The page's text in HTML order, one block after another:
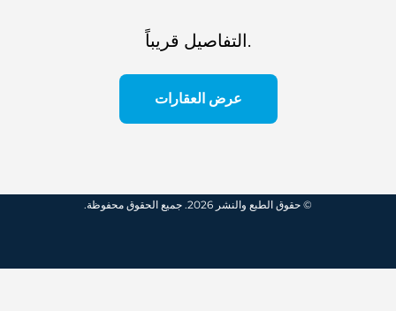
التفاصيل قريباً.
عرض العقارات
© حقوق الطبع والنشر 2026. جميع الحقوق محفوظة.